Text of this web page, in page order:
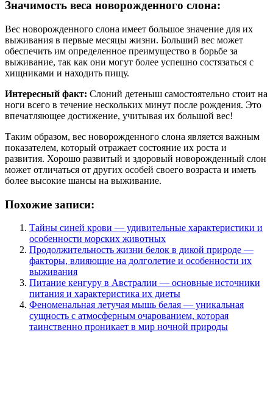
Значимость веса новорожденного слона:
Вес новорожденного слона имеет большое значение для их
выживания в первые месяцы жизни. Больший вес может
обеспечить им определенное преимущество в борьбе за
выживание, так как они могут более успешно состязаться с
хищниками и находить пищу.
Интересный факт: Слоний детеныш самостоятельно стоит на
ноги всего в течение нескольких минут после рождения. Это
впечатляющее достижение, учитывая их большой вес!
Таким образом, вес новорожденного слона является важным
показателем, который отражает состояние их роста и
развития. Хорошо развитый и здоровый новорожденный слон
может отличаться от других особей своего возраста и иметь
более высокие шансы на выживание.
Похожие записи:
Тайны синей крови — удивительные характеристики и
особенности морских животных
Продолжительность жизни белок в дикой природе —
факторы, влияющие на долголетие и особенности их
выживания
Питание кенгуру в Австралии — основные источники
питания и характеристика их диеты
Феноменальная летучая мышь белая — уникальная
сущность с атмосферным очарованием, которая
таинственно проникает в мир ночной природы